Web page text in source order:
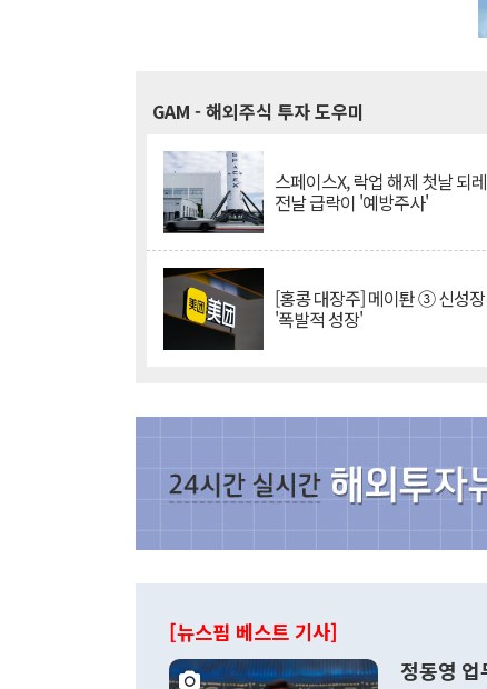
GAM - 해외주식 투자 도우미
스페이스X, 락업 해제 첫날 되
전날 급락이 '예방주사'
[홍콩 대장주] 메이퇀 ③ 신성
'폭발적 성장'
[뉴스핌 베스트 기사]
정동영